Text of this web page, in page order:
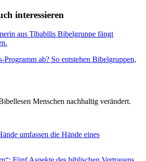
interessieren
Programm ab? So entstehen Bibelgruppen,
Menschen nachhaltig verändert.